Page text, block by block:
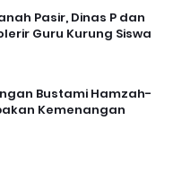
Pasir, Dinas P dan
Guru Kurung Siswa
Bustami Hamzah-
Kemenangan